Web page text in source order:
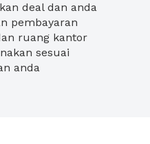
deal dan anda
pembayaran
ruang kantor
sesuai
anda